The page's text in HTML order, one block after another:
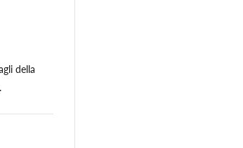
della